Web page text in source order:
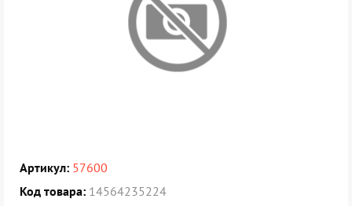
Артикул: 57600
Код товара: 14564235224